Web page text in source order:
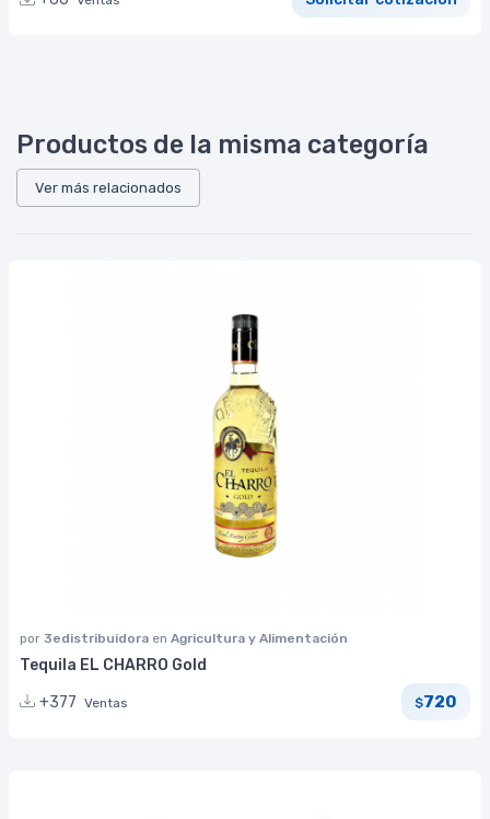
Productos de la misma categoría
Ver más relacionados
por 3edistribuidora en Agricultura y Alimentación
Tequila EL CHARRO Gold
+377 Ventas $720